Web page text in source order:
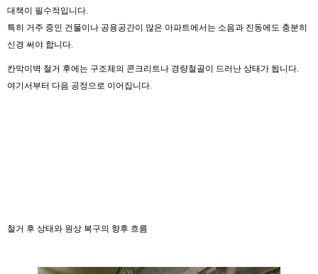
대책이 필수적입니다.
특히 거주 중인 건물이나 공용공간이 많은 아파트에서는 소음과 진동에도 충분히
신경 써야 합니다.
칸막이벽 철거 후에는 구조체의 콘크리트나 경량철골이 드러난 상태가 됩니다.
여기서부터 다음 공정으로 이어집니다.
철거 후 상태와 원상 복구의 향후 흐름